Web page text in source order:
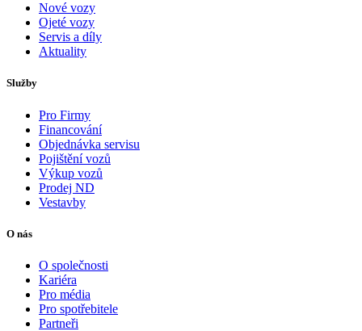
Nové vozy
Ojeté vozy
Servis a díly
Aktuality
Služby
Pro Firmy
Financování
Objednávka servisu
Pojištění vozů
Výkup vozů
Prodej ND
Vestavby
O nás
O společnosti
Kariéra
Pro média
Pro spotřebitele
Partneři